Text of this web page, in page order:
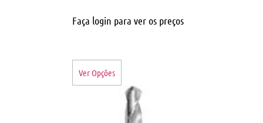
Faça login para ver os preços
Ver Opções